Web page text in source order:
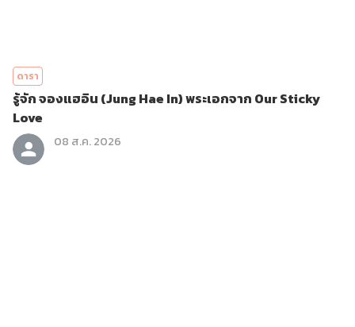
ดารา
รู้จัก จองแฮอิน (Jung Hae In) พระเอกจาก Our Sticky
Love
08 ส.ค. 2026